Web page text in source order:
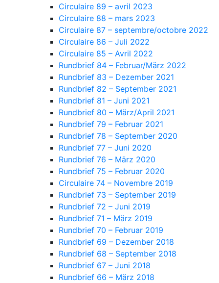
Circulaire 89 – avril 2023
Circulaire 88 – mars 2023
Circulaire 87 – septembre/octobre 2022
Circulaire 86 – Juli 2022
Circulaire 85 – Avril 2022
Rundbrief 84 – Februar/März 2022
Rundbrief 83 – Dezember 2021
Rundbrief 82 – September 2021
Rundbrief 81 – Juni 2021
Rundbrief 80 – März/April 2021
Rundbrief 79 – Februar 2021
Rundbrief 78 – September 2020
Rundbrief 77 – Juni 2020
Rundbrief 76 – März 2020
Rundbrief 75 – Februar 2020
Circulaire 74 – Novembre 2019
Rundbrief 73 – September 2019
Rundbrief 72 – Juni 2019
Rundbrief 71 – März 2019
Rundbrief 70 – Februar 2019
Rundbrief 69 – Dezember 2018
Rundbrief 68 – September 2018
Rundbrief 67 – Juni 2018
Rundbrief 66 – März 2018